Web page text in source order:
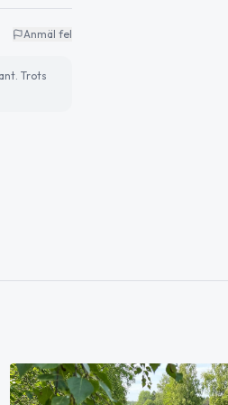
Anmäl fel
Trots